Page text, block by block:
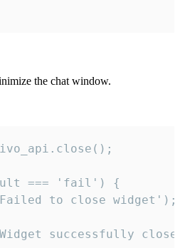
the chat window.
=== 'fail') {
to close widget');
successfully